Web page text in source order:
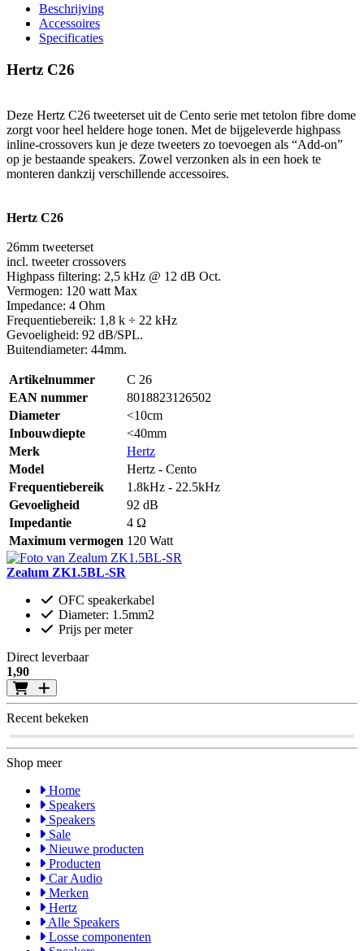
Beschrijving
Accessoires
Specificaties
Hertz C26
Deze Hertz C26 tweeterset uit de Cento serie met tetolon fibre dome
zorgt voor heel heldere hoge tonen. Met de bijgeleverde highpass
inline-crossovers kun je deze tweeters zo toevoegen als “Add-on”
op je bestaande speakers. Zowel verzonken als in een hoek te
monteren dankzij verschillende accessoires.
Hertz C26
26mm tweeterset
incl. tweeter crossovers
Highpass filtering: 2,5 kHz @ 12 dB Oct.
Vermogen: 120 watt Max
Impedance: 4 Ohm
Frequentiebereik: 1,8 k ÷ 22 kHz
Gevoeligheid: 92 dB/SPL.
Buitendiameter: 44mm.
Artikelnummer
C 26
EAN nummer
8018823126502
Diameter
<10cm
Inbouwdiepte
<40mm
Merk
Hertz
Model
Hertz - Cento
Frequentiebereik
1.8kHz - 22.5kHz
Gevoeligheid
92 dB
Impedantie
4 Ω
Maximum vermogen 120 Watt
Zealum ZK1.5BL-SR
OFC speakerkabel
Diameter: 1.5mm2
Prijs per meter
Direct leverbaar
1,90
Recent bekeken
Shop meer
Home
Speakers
Speakers
Sale
Nieuwe producten
Producten
Car Audio
Merken
Hertz
Alle Speakers
Losse componenten